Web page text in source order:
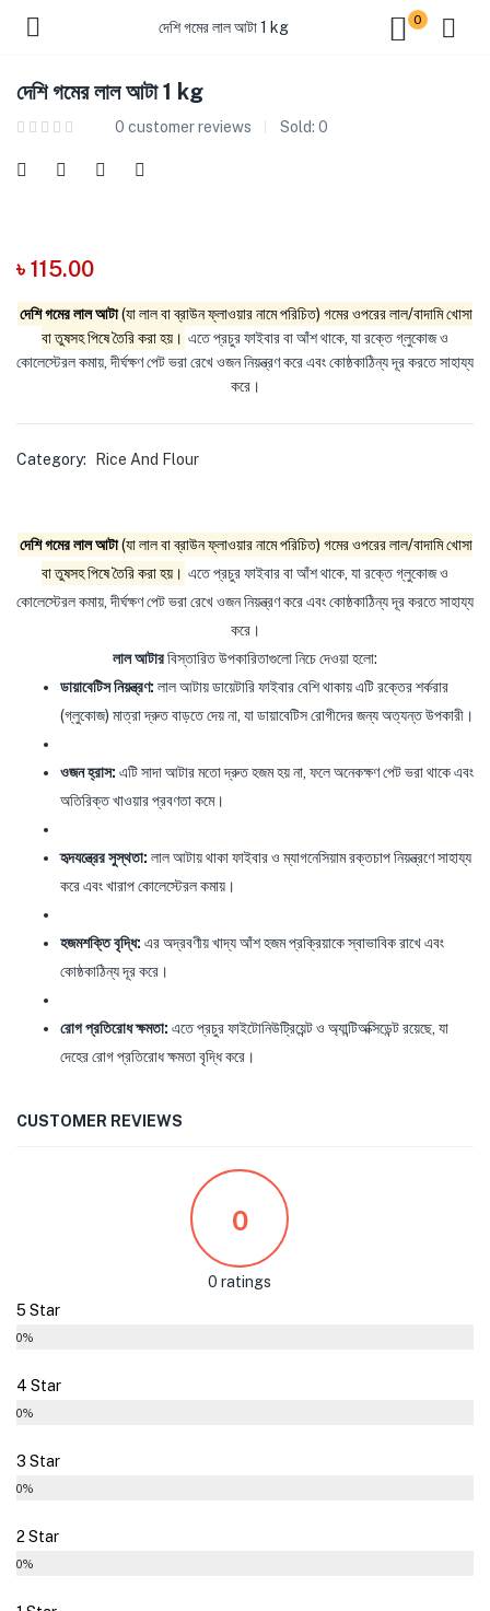
দেশি গমের লাল আটা 1 kg 0
দেশি গমের লাল আটা 1 kg
0 customer reviews Sold: 0
৳ 115.00
দেশি গমের লাল আটা(যা লাল বা ব্রাউন ফ্লাওয়ার নামে পরিচিত) গমের ওপরের লাল/বাদামি খোসা
বা তুষসহ পিষে তৈরি করা হয়। এতে প্রচুর ফাইবার বা আঁশ থাকে, যা রক্তে গ্লুকোজ ও
কোলেস্টেরল কমায়, দীর্ঘক্ষণ পেট ভরা রেখে ওজন নিয়ন্ত্রণ করে এবং কোষ্ঠকাঠিন্য দূর করতে সাহায্য
করে।
Category: Rice And Flour
দেশি গমের লাল আটা(যা লাল বা ব্রাউন ফ্লাওয়ার নামে পরিচিত) গমের ওপরের লাল/বাদামি খোসা
বা তুষসহ পিষে তৈরি করা হয়। এতে প্রচুর ফাইবার বা আঁশ থাকে, যা রক্তে গ্লুকোজ ও
কোলেস্টেরল কমায়, দীর্ঘক্ষণ পেট ভরা রেখে ওজন নিয়ন্ত্রণ করে এবং কোষ্ঠকাঠিন্য দূর করতে সাহায্য
করে।
লাল আটারবিস্তারিত উপকারিতাগুলো নিচে দেওয়া হলো:
ডায়াবেটিস নিয়ন্ত্রণ: লাল আটায় ডায়েটারি ফাইবার বেশি থাকায় এটি রক্তের শর্করার
(গ্লুকোজ) মাত্রা দ্রুত বাড়তে দেয় না, যা ডায়াবেটিস রোগীদের জন্য অত্যন্ত উপকারী।
ওজন হ্রাস: এটি সাদা আটার মতো দ্রুত হজম হয় না, ফলে অনেকক্ষণ পেট ভরা থাকে এবং
অতিরিক্ত খাওয়ার প্রবণতা কমে।
হৃদযন্ত্রের সুস্থতা: লাল আটায় থাকা ফাইবার ও ম্যাগনেসিয়াম রক্তচাপ নিয়ন্ত্রণে সাহায্য
করে এবং খারাপ কোলেস্টেরল কমায়।
হজমশক্তি বৃদ্ধি: এর অদ্রবণীয় খাদ্য আঁশ হজম প্রক্রিয়াকে স্বাভাবিক রাখে এবং
কোষ্ঠকাঠিন্য দূর করে।
রোগ প্রতিরোধ ক্ষমতা: এতে প্রচুর ফাইটোনিউট্রিয়েন্ট ও অ্যান্টিঅক্সিডেন্ট রয়েছে, যা
দেহের রোগ প্রতিরোধ ক্ষমতা বৃদ্ধি করে।
CUSTOMER REVIEWS
0
0 ratings
5 Star
0%
4 Star
0%
3 Star
0%
2 Star
0%